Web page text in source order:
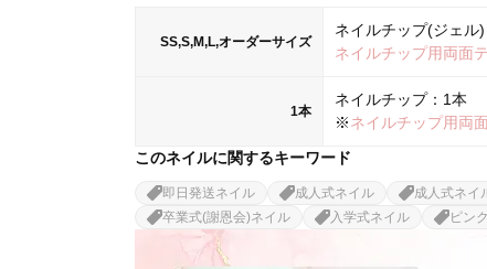
SS,S,M,L,オーダーサイズ
ネイルチップ(ジェル
ネイルチップ用両面
1本
ネイルチップ：1本
※ネイルチップ用両
このネイルに関するキーワード
即日発送ネイル 成人式ネイル 成人式ネイ
卒業式(謝恩会)ネイル
入学式ネイル ピン